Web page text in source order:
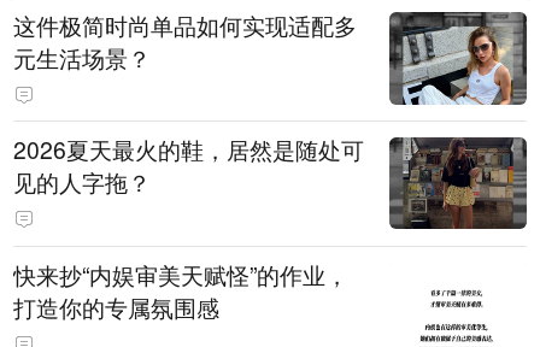
这件极简时尚单品如何实现适配多
元生活场景？
2026夏天最火的鞋，居然是随处可
见的人字拖？
快来抄“内娱审美天赋怪”的作业，
打造你的专属氛围感